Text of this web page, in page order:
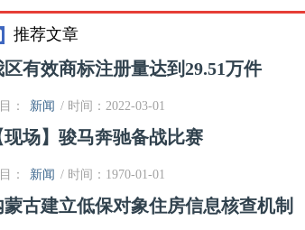
推荐文章
区有效商标注册量达到29.51万件
： 新闻 / 时间：2022-03-01
现场】骏马奔驰备战比赛
： 新闻 / 时间：1970-01-01
蒙古建立低保对象住房信息核查机制